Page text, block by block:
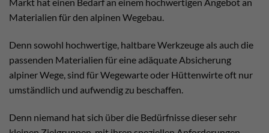
Markt hat einen Bedarf an einem hochwertigen Angebot an
Materialien für den alpinen Wegebau.
Denn sowohl hochwertige, haltbare Werkzeuge als auch die
passenden Materialien für eine adäquate Absicherung
alpiner Wege, sind für Wegewarte oder Hüttenwirte oft nur
umständlich und aufwendig zu beschaffen.
Denn niemand hat sich über die Bedürfnisse dieser sehr